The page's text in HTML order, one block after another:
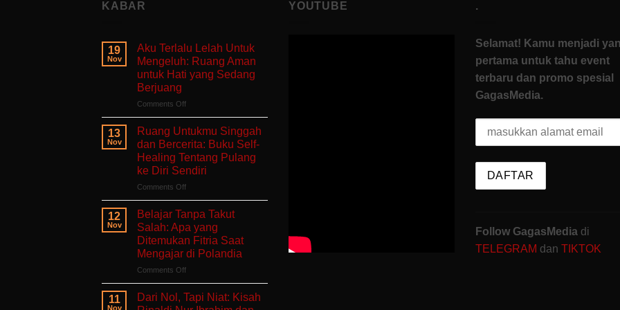
KABAR
19
Nov
Aku Terlalu Lelah Untuk
Mengeluh: Ruang Aman
untuk Hati yang Sedang
Berjuang
Comments Offon
Terlalu
Lelah
Untuk
Mengeluh:
Ruang
Aman
yang
Sedang
Berjuang
13
Nov
Ruang Untukmu Singgah
dan Bercerita: Buku Self-
Healing Tentang Pulang
ke Diri Sendiri
Comments Offon
Untukmu
Singgah
dan
Bercerita:
Buku
Self-
Tentang
Pulang
12
Nov
Belajar Tanpa Takut
Salah: Apa yang
Ditemukan Fitria Saat
Mengajar di Polandia
Comments Offon
Tanpa
Takut
11
Nov
Dari Nol, Tapi Niat: Kisah
YOUTUBE .
Selamat! Kamu menjadi
pertama untuk tahu event
terbaru dan promo spesial
GagasMedia.
Follow GagasMedia di
TELEGRAM dan TIKTOK